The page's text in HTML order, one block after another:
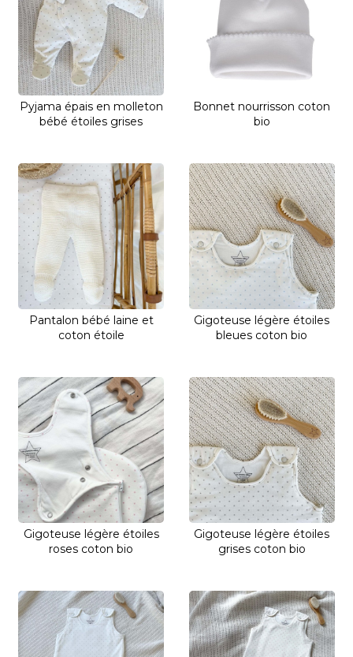
Pyjama épais en molleton
bébé étoiles grises
Bonnet nourrisson coton
bio
Pantalon bébé laine et
coton étoile
Gigoteuse légère étoiles
bleues coton bio
Gigoteuse légère étoiles
roses coton bio
Gigoteuse légère étoiles
grises coton bio